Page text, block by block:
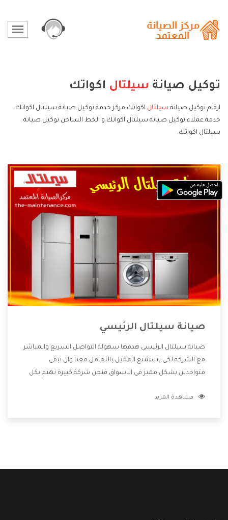
توكيل صيانة سيلتال اكواتك
ارقام توكيل صيانة سيلتال اكواتك مركز خدمة توكيل صيانة سيلتال اكواتك
خدمة عملاء توكيل صيانة سيلتال اكواتك و الخط الساخن توكيل صيانة
سيلتال اكواتك.
صيانة سيلتال الرئيسي
صيانة سيلتال الرئيسي هدفها سهولة التواصل السريع والمباشر
مع الشركة لكى يستمتع العميل بالتعامل معنا وان نبقى
متواجدين بشكل مميز فى الاسواق فنحن شركة كبيرة نهتم بكل
الشركة بها والتى تكون منها خدمة الصيانة التى تكون من أهم
مشاهدة المزيد